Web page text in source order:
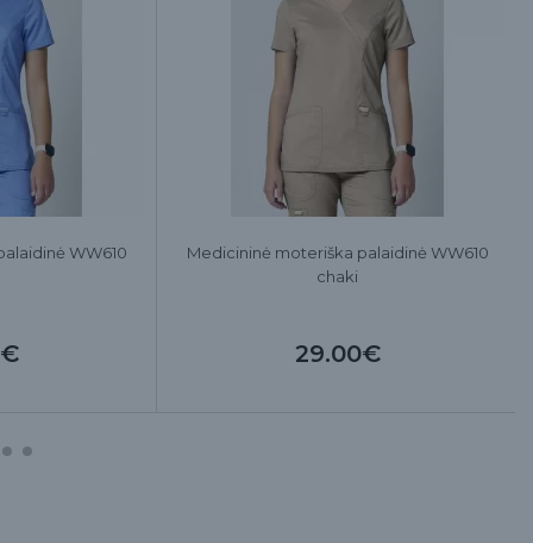
WW610
Medicininė moteriška palaidinė WW610
chaki
29.00€